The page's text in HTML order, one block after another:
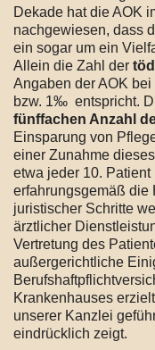
Dekade hat die AOK
nachgewiesen, dass
ein sogar um ein
Allein die Zahl der
Angaben der AOK bei
bzw. 1‰ entspricht.
fünffachen Anzahl
Einsparung von
einer Zunahme
etwa jeder 10. Patient
erfahrungsgemäß die
juristischer Schritte
ärztlicher
Vertretung des
außergerichtliche
Krankenhauses
unserer Kanzlei
eindrücklich zeigt.